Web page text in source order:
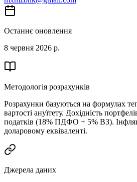
Останнє оновлення
8 червня 2026 р.
Методологія розрахунків
Розрахунки базуються на формулах
вартості ануїтету. Дохідність
податків (18% ПДФО + 5% ВЗ).
доларовому еквіваленті.
Джерела даних